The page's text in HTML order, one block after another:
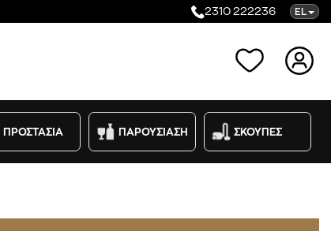
2310 222236 EL
Κατηγορίες
ΠΡΟΣΤΑΣΙΑ ΠΑΡΟΥΣΙΑΣΗ ΣΚΟΥΠΕΣ